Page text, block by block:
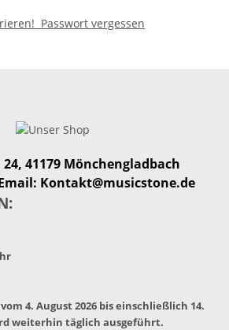
Passwort vergessen
24, 41179 Mönchengladbach
Kontakt@musicstone.de
4. August 2026 bis einschließlich 14.
weiterhin täglich ausgeführt.